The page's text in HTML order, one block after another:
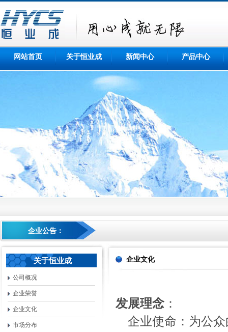
网站首页 关于恒业成 新闻中心 产品中心
企业公告：
关于恒业成
公司概况
企业荣誉
企业文化
市场分布
企业文化
发展理念：
企业使命：为公众